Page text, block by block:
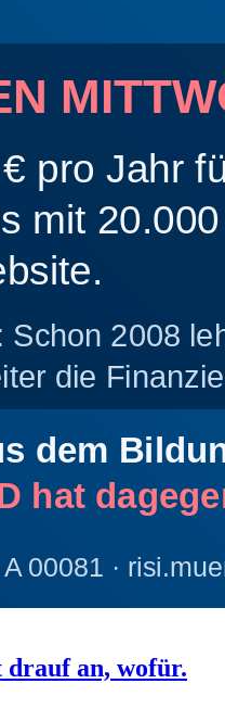
an, wofür.